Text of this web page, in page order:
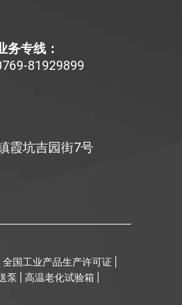
务专线：
81929899
霞坑吉园街7号
全国工业产品生产许可证
泵
高温老化试验箱